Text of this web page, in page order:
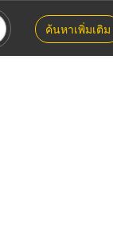
ค้นหาเพิ่มเติม